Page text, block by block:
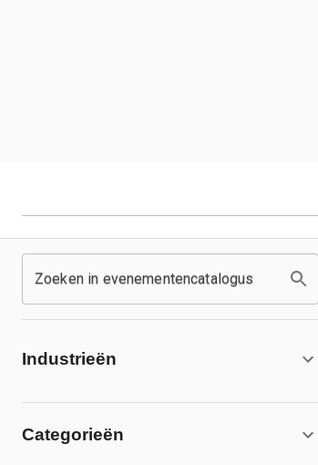
Zoeken in evenementencatalogus
Industrieën
Categorieën